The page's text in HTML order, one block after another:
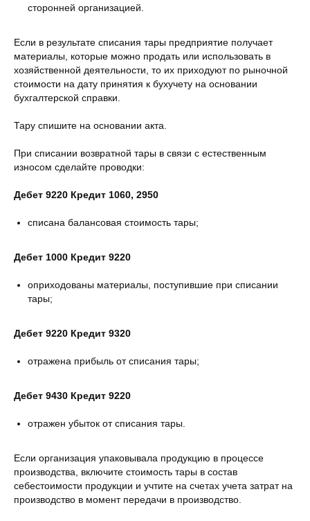
сторонней организацией.
Если в результате списания тары предприятие получает
материалы, которые можно продать или использовать в
хозяйственной деятельности, то их приходуют по рыночной
стоимости на дату принятия к бухучету на основании
бухгалтерской справки.
Тару спишите на основании акта.
При списании возвратной тары в связи с естественным
износом сделайте проводки:
Дебет 9220 Кредит 1060, 2950
списана балансовая стоимость тары;
Дебет 1000 Кредит 9220
оприходованы материалы, поступившие при списании
тары;
Дебет 9220 Кредит 9320
отражена прибыль от списания тары;
Дебет 9430 Кредит 9220
отражен убыток от списания тары.
Если организация упаковывала продукцию в процессе
производства, включите стоимость тары в состав
себестоимости продукции и учтите на счетах учета затрат на
производство в момент передачи в производство.